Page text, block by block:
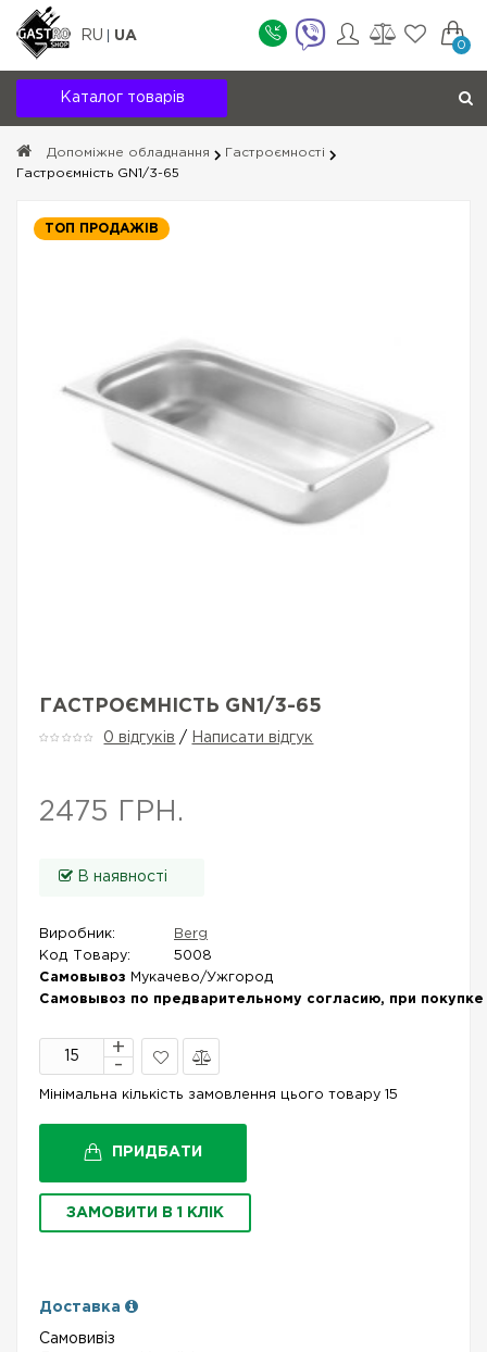
RU UA
0
Каталог товарів
Допоміжне обладнання
Гастроємності
Гастроємність GN1/3-65
ТОП ПРОДАЖІВ
ГАСТРОЄМНІСТЬ GN1/3-65
0 відгуків / Написати відгук
2475 ГРН.
В наявності
Виробник:
Berg
Код Товару:
5008
Самовывоз Мукачево/Ужгород
Самовывоз по предварительному согласию, при покупке
В
Порівняти
Мінімальна кількість замовлення цього товару 15
ПРИДБАТИ
ЗАМОВИТИ В 1 КЛІК
Доставка
Самовивіз